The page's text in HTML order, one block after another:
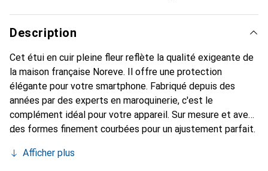
Description
Cet étui en cuir pleine fleur reflète la qualité exigeante de
la maison française Noreve. Il offre une protection
élégante pour votre smartphone. Fabriqué depuis des
années par des experts en maroquinerie, c'est le
complément idéal pour votre appareil. Sur mesure et avec
des formes finement courbées pour un ajustement parfait.
smartphone. La marque Noreve est reconnue
Afficher plus